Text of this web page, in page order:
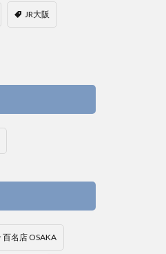
JR大阪
百名店 OSAKA